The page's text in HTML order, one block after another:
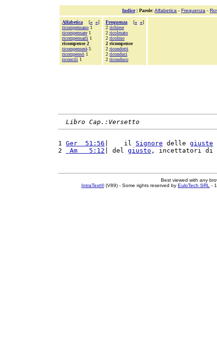
Indice| Parole: Alfabetica - Frequenza -
Alfabetica [« »]
ricompensano 1
ricompensare 1
ricompensarli 1
ricompense 2
ricompenserà 5
ricompensò 1
riconcili 1
Frequenza [« »]
2 richiese
2 ricolmato
2 ricolmo
2 ricompense
2 ricondotti
2 riconduci
2 riconduco
Libro Cap.:Versetto
1 Ger  51:56 |    il Signore delle giuste
2
Am   5:12 | del giusto , incettatori di
Best viewed with any
IntraText®(V89) - Some rights reserved by EuloTech SRL -